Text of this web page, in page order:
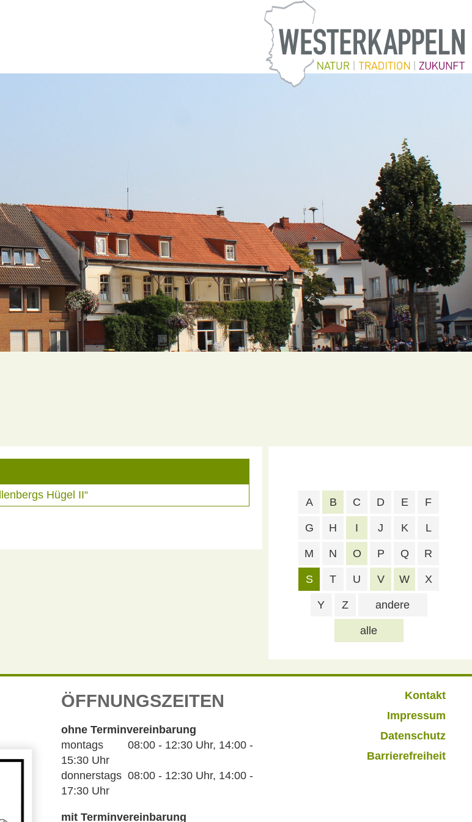
Hügel II“
alle
A B C D E F
G H I J K L
M N O P Q R
S T U V W X
Y Z andere
ÖFFNUNGSZEITEN
ohne Terminvereinbarung
montags 08:00 - 12:30 Uhr, 14:00 -
15:30 Uhr
donnerstags 08:00 - 12:30 Uhr, 14:00 -
17:30 Uhr
mit Terminvereinbarung
Kontakt
Impressum
Datenschutz
Barrierefreiheit